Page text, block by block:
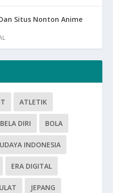
Situs Nonton Anime
ATLETIK
BELA DIRI BOLA
INDONESIA
ERA DIGITAL
JEPANG